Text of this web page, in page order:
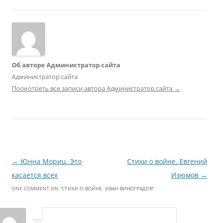
Об авторе Администратор сайта
Администратор сайта
Посмотреть все записи автора Администратор сайта →
Навигация
по
записям
← Юнна Мориц. Это
касается всех
Стихи о войне. Евгений
Изюмов →
ONE COMMENT ON “СТИХИ О ВОЙНЕ. ИВАН ВИНОГРАДОВ”